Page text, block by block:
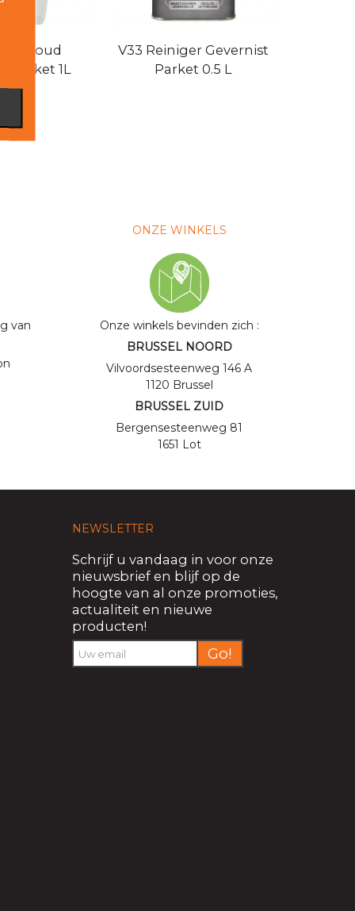
Parket 1L
V33 Reiniger Gevernist
Parket 0.5 L
van
ONZE WINKELS
Onze winkels bevinden zich :
BRUSSEL NOORD
Vilvoordsesteenweg 146 A
1120 Brussel
BRUSSEL ZUID
Bergensesteenweg 81
1651 Lot
NEWSLETTER
Schrijf u vandaag in voor onze
nieuwsbrief en blijf op de
hoogte van al onze promoties,
actualiteit en nieuwe
producten!
Go!